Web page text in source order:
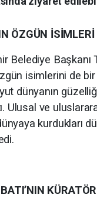
ÖZGÜN İSİMLERİ
Belediye Başkanı
isimlerini de bir
dünyanın
Ulusal ve
kurdukları